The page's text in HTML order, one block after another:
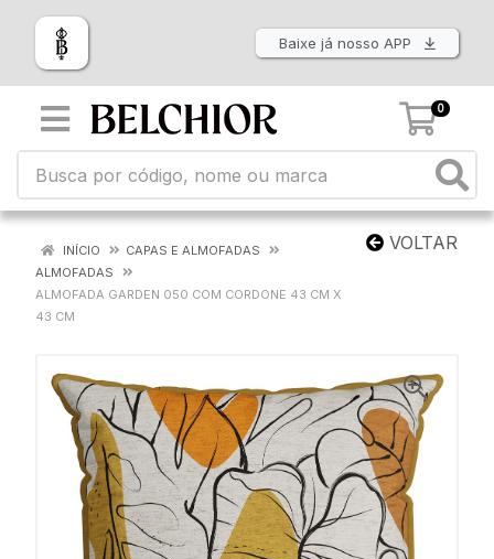
Baixe já nosso APP
0
VOLTAR
INÍCIO
CAPAS E ALMOFADAS
ALMOFADAS
ALMOFADA GARDEN 050 COM CORDONE 43 CM X
43 CM